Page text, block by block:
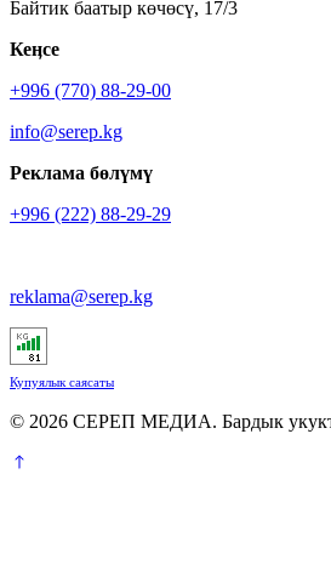
Байтик баатыр көчөсү, 17/3
Кеӊсе
+996 (770) 88-29-00
info@serep.kg
Реклама бөлүмү
+996 (222) 88-29-29
reklama@serep.kg
Купуялык саясаты
© 2026 СЕРЕП МЕДИА. Бардык